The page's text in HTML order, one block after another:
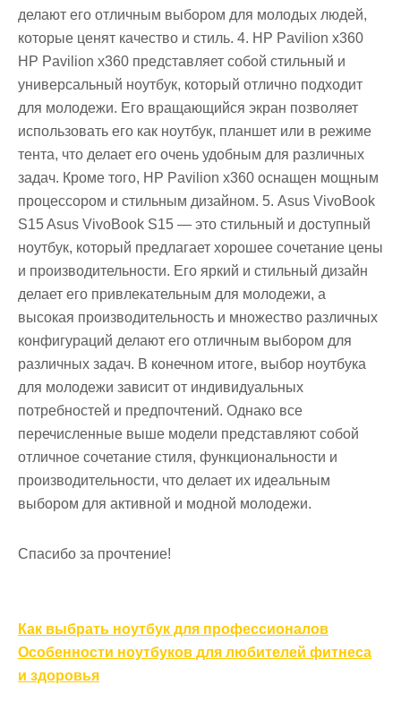
делают его отличным выбором для молодых людей,
которые ценят качество и стиль. 4. HP Pavilion x360
HP Pavilion x360 представляет собой стильный и
универсальный ноутбук, который отлично подходит
для молодежи. Его вращающийся экран позволяет
использовать его как ноутбук, планшет или в режиме
тента, что делает его очень удобным для различных
задач. Кроме того, HP Pavilion x360 оснащен мощным
процессором и стильным дизайном. 5. Asus VivoBook
S15 Asus VivoBook S15 — это стильный и доступный
ноутбук, который предлагает хорошее сочетание цены
и производительности. Его яркий и стильный дизайн
делает его привлекательным для молодежи, а
высокая производительность и множество различных
конфигураций делают его отличным выбором для
различных задач. В конечном итоге, выбор ноутбука
для молодежи зависит от индивидуальных
потребностей и предпочтений. Однако все
перечисленные выше модели представляют собой
отличное сочетание стиля, функциональности и
производительности, что делает их идеальным
выбором для активной и модной молодежи.
Спасибо за прочтение!
Навигация
по
записям
Как выбрать ноутбук для профессионалов
Особенности ноутбуков для любителей фитнеса
и здоровья